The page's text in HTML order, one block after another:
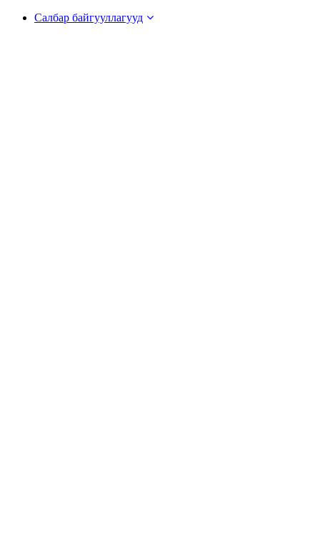
Салбар байгууллагууд